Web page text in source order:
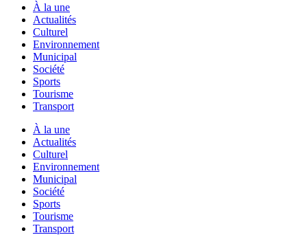
À la une
Actualités
Culturel
Environnement
Municipal
Société
Sports
Tourisme
Transport
À la une
Actualités
Culturel
Environnement
Municipal
Société
Sports
Tourisme
Transport